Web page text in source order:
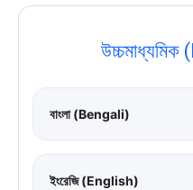
বাংলা (Bengali)
ইংরেজি (English)